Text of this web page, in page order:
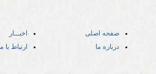
صفحه اصلی
اخبـــار
درباره ما
ارتباط با